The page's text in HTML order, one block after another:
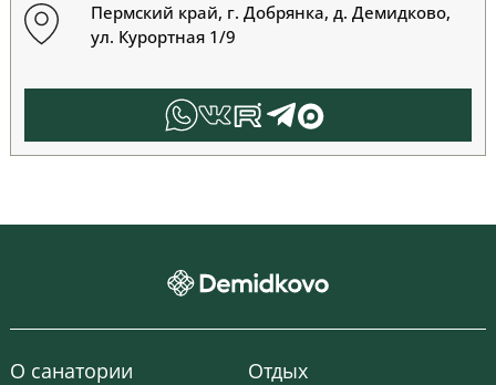
Пермский край, г. Добрянка, д. Демидково,
ул. Курортная 1/9
О санатории Отдых